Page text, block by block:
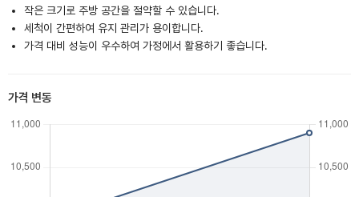
작은 크기로 주방 공간을 절약할 수 있습니다.
세척이 간편하여 유지 관리가 용이합니다.
가격 대비 성능이 우수하여 가정에서 활용하기 좋습니다.
가격 변동